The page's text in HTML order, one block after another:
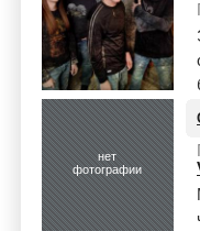
нет
фотографии